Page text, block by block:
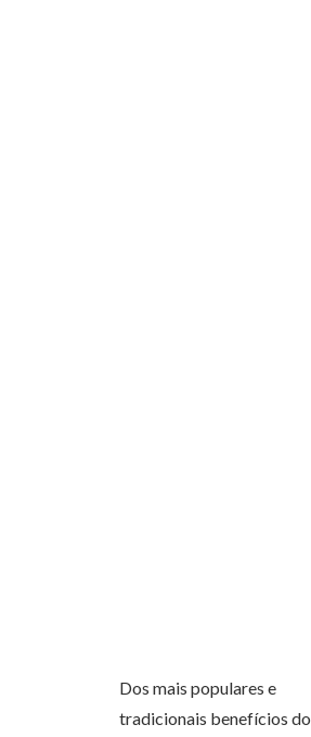
Dos mais populares e
tradicionais benefícios do